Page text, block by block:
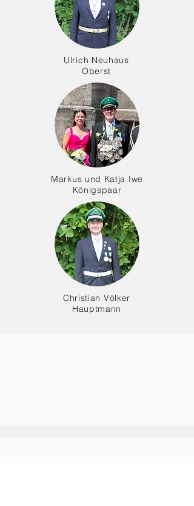
Ulrich Neuhaus
Oberst
Markus und Katja Iwe
Königspaar
Christian Völker
Hauptmann